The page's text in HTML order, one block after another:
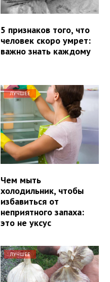
5 признаков того, что
человек скоро умрет:
важно знать каждому
ЛУЧШЕЕ
Чем мыть
холодильник, чтобы
избавиться от
неприятного запаха:
это не уксус
ЛУЧШЕЕ